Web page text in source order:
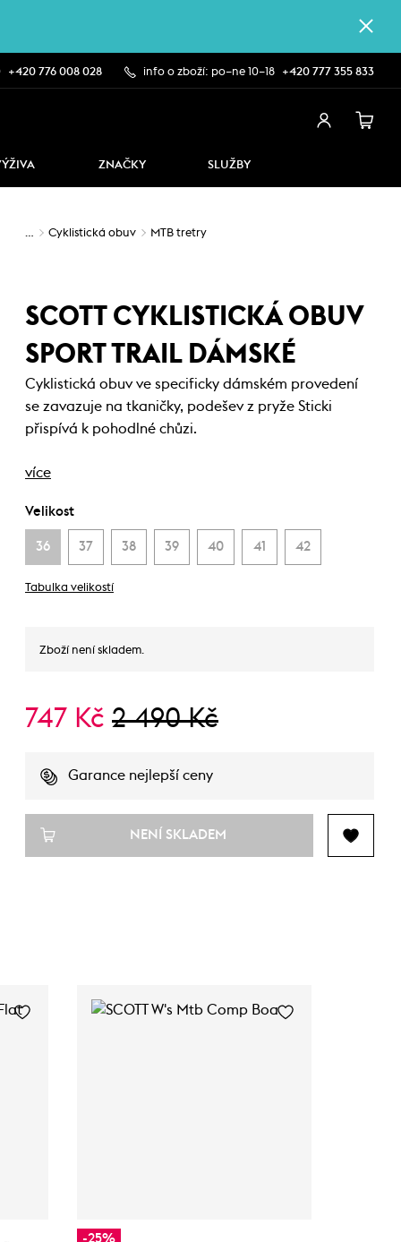
+420 776 008 028 info o zboží: po–ne 10–18 +420 777 355 833
ZNAČKY SLUŽBY
… Cyklistická obuv MTB tretry
SCOTT CYKLISTICKÁ OBUV
SPORT TRAIL DÁMSKÉ
Cyklistická obuv ve specificky dámském provedení
se zavazuje na tkaničky, podešev z pryže Sticki
přispívá k pohodlné chůzi.
více
Velikost
36 37 38 39 40 41 42
Tabulka velikostí
Zboží není skladem.
747 Kč 2 490 Kč
Garance nejlepší ceny
NENÍ SKLADEM
-25%